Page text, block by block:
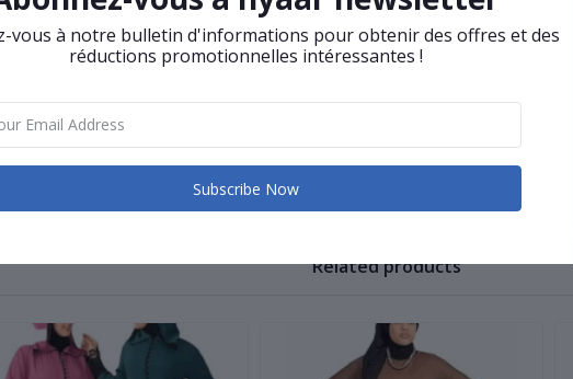
Fermeture éclair cachée Ceinture Perlé
Related products
vous à notre bulletin d'informations pour obtenir des offres et des
réductions promotionnelles intéressantes !
Subscribe Now